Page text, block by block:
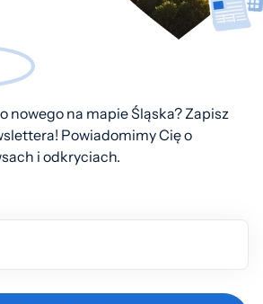
nowego na mapie Śląska? Zapisz
Powiadomimy Cię o
i odkryciach.